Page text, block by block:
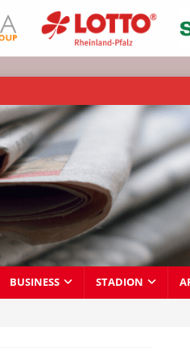
BUSINESS STADION